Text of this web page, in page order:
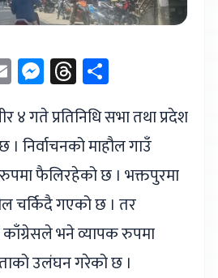
EmailMessenger
Threads
४ गते प्रतिनिधि सभा तथा प्रदेश
निर्वाचनको माहौल गाउँ
फैलिरहेको छ । भक्तपुरमा
चर्किदै गएको छ । तर
काँग्रेसले भने व्यापक रुपमा
उलंघन गरेको छ ।